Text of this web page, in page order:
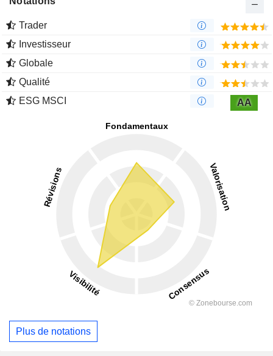
Trader
Investisseur
Globale
Qualité
ESG MSCI
AA
Plus de notations